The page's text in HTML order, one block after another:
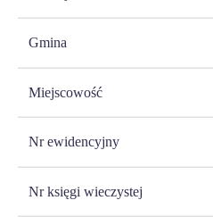
Gmina
Miejscowość
Nr ewidencyjny
Nr księgi wieczystej